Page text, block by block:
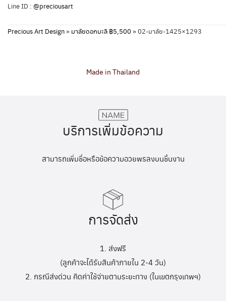
Line ID : @preciousart
Precious Art Design» มาลัยดอกมะลิ ฿5,500 »02-มาลัย-1425×1293
Made in Thailand
บริการเพิ่มข้อความ
สามารถเพิ่มชื่อหรือข้อความอวยพรลงบนชิ้นงาน
การจัดส่ง
1. ส่งฟรี
(ลูกค้าจะได้รับสินค้าภายใน 2-4 วัน)
2. กรณีส่งด่วน คิดค่าใช้จ่ายตามระยะทาง (ในเขตกรุงเทพฯ)